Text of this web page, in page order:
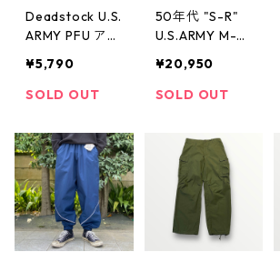
Deadstock U.S.
ARMY PFU アメ
ン パンツ ブラ
ック ミリタリ
記：-- gd023
¥5,790
SOLD OUT
50年代 "S-R"
U.S.ARMY M-51
ツ オリーブ ミ
リタリー 古着
¥20,950
SOLD OUT